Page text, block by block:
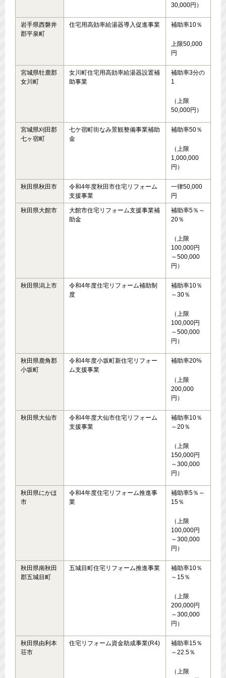
30,000円）
岩手県西磐井
郡平泉町
住宅用高効率給湯器導入促進事業 補助率10％
上限50,000
円
宮城県牡鹿郡
女川町
女川町住宅用高効率給湯器設置補
助事業
補助率3分の
1
（上限
50,000円）
宮城県刈田郡
七ヶ宿町
七ケ宿町街なみ景観整備事業補助
金
補助率50％
（上限
1,000,000
円）
秋田県秋田市
令和4年度秋田市住宅リフォーム
支援事業
一律50,000
円
秋田県大館市
大館市住宅リフォーム支援事業補
助金
補助率5％～
20％
（上限
100,000円
～500,000
円）
秋田県潟上市
令和4年度住宅リフォーム補助制
度
補助率10％
～30％
（上限
100,000円
～500,000
円）
秋田県鹿角郡
小坂町
令和4年度小坂町新住宅リフォー
ム支援事業
補助率20%
（上限
200,000
円）
秋田県大仙市
令和4年度大仙市住宅リフォーム
支援事業
補助率10％
～20％
（上限
150,000円
～300,000
円）
秋田県にかほ
市
令和4年度住宅リフォーム推進事
業
補助率5％～
15％
（上限
100,000円
～300,000
円）
秋田県南秋田
郡五城目町
五城目町住宅リフォーム推進事業
補助率10％
～15％
（上限
200,000円
～300,000
円）
秋田県由利本
荘市
住宅リフォーム資金助成事業(R4)
補助率15％
～22.5％
（上限